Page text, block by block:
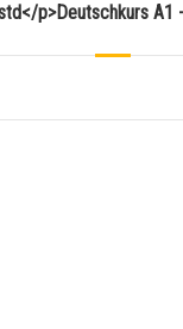
p>Deutschkurs A1